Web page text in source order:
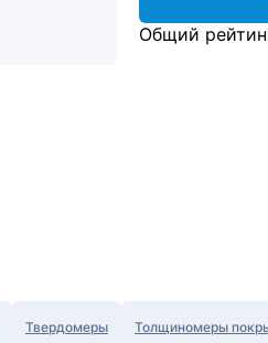
Общий
Твердомеры Толщиномеры